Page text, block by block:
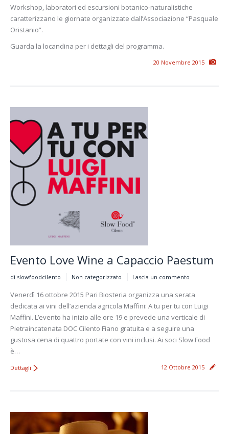
Workshop, laboratori ed escursioni botanico-naturalistiche
caratterizzano le giornate organizzate dall’Associazione “Pasquale
Oristanio”.
Guarda la locandina per i dettagli del programma.
20 Novembre 2015
Evento Love Wine a Capaccio Paestum
di slowfoodcilento Non categorizzato Lascia un commento
Venerdì 16 ottobre 2015 Pari Biosteria organizza una serata
dedicata ai vini dell’azienda agricola Maffini: A tu per tu con Luigi
Maffini. L’evento ha inizio alle ore 19 e prevede una verticale di
Pietraincatenata DOC Cilento Fiano gratuita e a seguire una
gustosa cena di quattro portate con vini inclusi. Ai soci Slow Food
è…
12 Ottobre 2015
Dettagli